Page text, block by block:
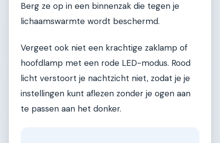
Berg ze op in een binnenzak die tegen je
lichaamswarmte wordt beschermd.
Vergeet ook niet een krachtige zaklamp of
hoofdlamp met een rode LED-modus. Rood
licht verstoort je nachtzicht niet, zodat je je
instellingen kunt aflezen zonder je ogen aan
te passen aan het donker.